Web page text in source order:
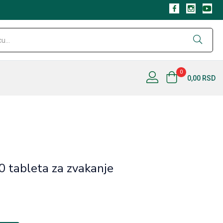
0
0,00 RSD
tableta za zvakanje